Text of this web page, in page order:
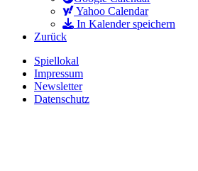
Yahoo Calendar
In Kalender speichern
Zurück
Spiellokal
Impressum
Newsletter
Datenschutz